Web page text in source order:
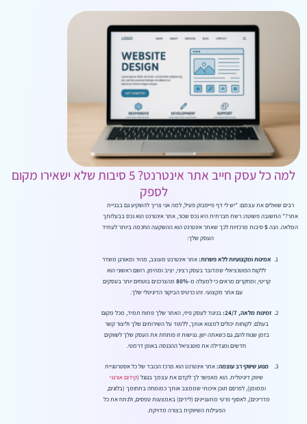
למה כל עסק חייב אתר אינטרנט? 5 סיבות שלא ישאירו מקום
לספק
רבים שואלים את עצמם: "יש לי דף פייסבוק פעיל, למה אני צריך להשקיע גם בבניית
אתר?" התשובה פשוטה: רשת חברתית היא נכס שכור, אתר אינטרנט הוא נכס בבעלותך
המלאה. הנה5סיבות מרכזיות לכך שאתר אינטרנט הוא ההשקעה החכמה ביותר לעתיד
העסק שלך:
אמינות ומקצועיות ללא פשרות:אתר אינטרנט מעוצב, מהיר ומאורגן משדר
ללקוח הפוטנציאלי שמדובר בעסק רציני, יציב ומהימן. רושם ראשוני הוא
קריטי, ומחקרים מראים כי למעלה מ-80% מהצרכנים בוטחים יותר בעסקים
עם אתר מקצועי. זהו כרטיס הביקור הדיגיטלי שלך.
זמינות מלאה, 24/7:
בניגוד לעסק פיזי, האתר שלך פתוח תמיד, מכל מקום
בעולם. לקוחות יכולים למצוא אותך, ללמוד על השירותים שלך וליצור קשר
בזמן שנוח להם, גם כשאתה ישן. נגישות זו פותחת את העסק שלך לשווקים
חדשים ומגדילה את פוטנציאל ההכנסה באופן דרמטי.
מנוע שיווקי רב עוצמה:אתר אינטרנט הוא מרכז הכובד של כל אסטרטגיית
שיווק דיגיטלית. הוא מאפשר לך לקדם את עצמך בגוגל (קידום אורגני
וממומן), לפרסם תוכן איכותי שממצב אותך כמומחה בתחומך (בלוגים,
מדריכים), לאסוף פרטי מתעניינים (לידים) באמצעות טפסים, ולנתח את כל
הפעילות השיווקית בצורה מדויקת.